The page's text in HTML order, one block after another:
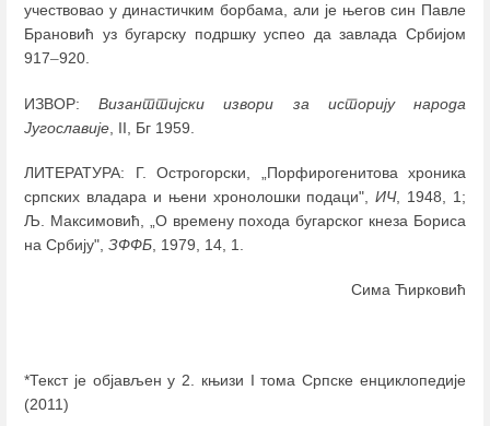
учествовао у династичким борбама, али је његов син Павле
Брановић уз бугарску подршку успео да завлада Србијом
917–920.
ИЗВОР:Византтијски извори за историју народа
Југославије , II, Бг 1959.
ЛИТЕРАТУРА: Г. Острогорски, „Порфирогенитова хроника
српских владара и њени хронолошки подаци",ИЧ, 1948, 1;
Љ. Максимовић, „О времену похода бугарског кнеза Бориса
на Србију", ЗФФБ , 1979, 14, 1.
Сима Ћирковић
*Текст је објављен у 2. књизи I тома Српске енциклопедије
(2011)